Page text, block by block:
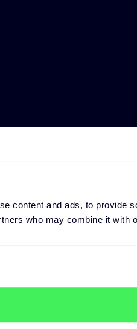
content and ads, to provide
who may combine it with